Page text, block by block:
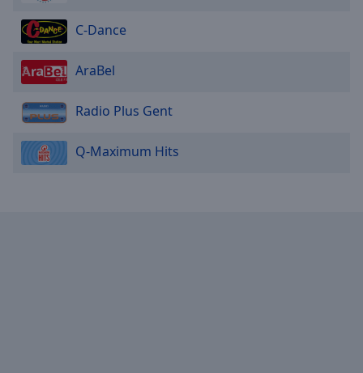
C-Dance
AraBel
Radio Plus Gent
Q-Maximum Hits